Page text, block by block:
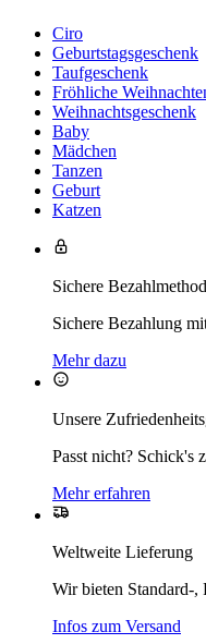
Ciro
Geburtstagsgeschenk
Taufgeschenk
Fröhliche
Weihnachtsgeschenk
Baby
Mädchen
Tanzen
Geburt
Katzen
Sichere
Sichere Bezahlung
Mehr dazu
Unsere
Passt nicht? Schick's
Mehr erfahren
Weltweite Lieferung
Wir bieten Standard-,
Infos zum Versand